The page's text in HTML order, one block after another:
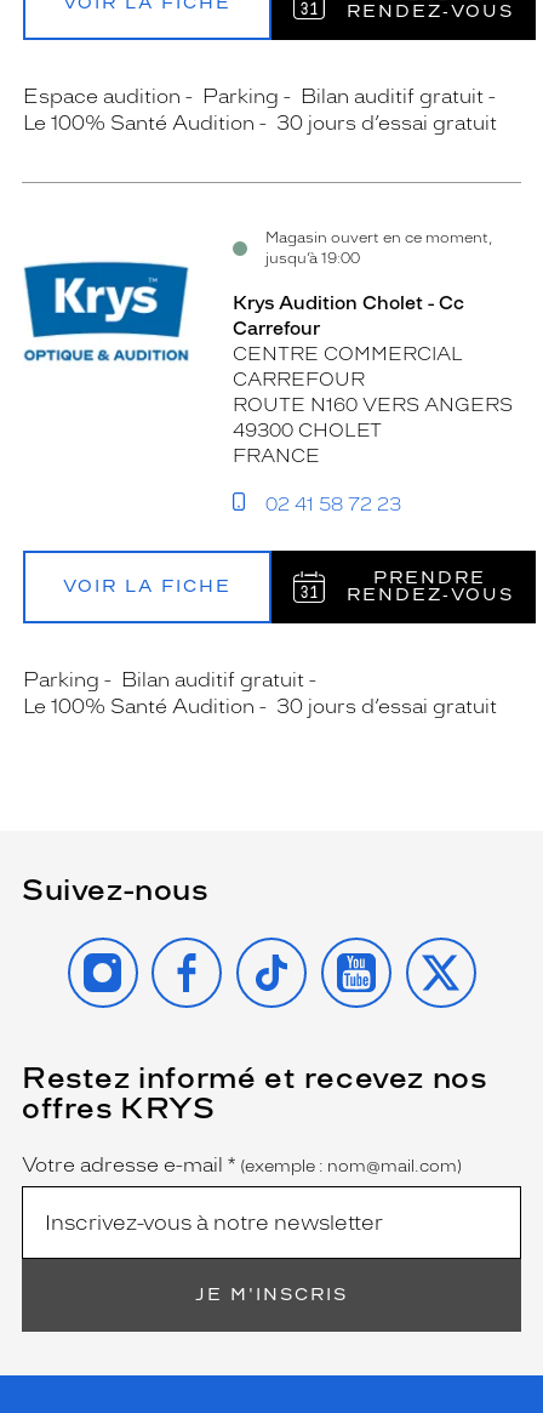
RENDEZ‑VOUS
Espace audition Parking
Bilan auditif gratuit
Le 100% Santé Audition
30 jours d’essai gratuit
Magasin ouvert en ce moment,
jusqu’à 19:00
Krys Audition Cholet - Cc
Carrefour
CENTRE COMMERCIAL
CARREFOUR
ROUTE N160 VERS ANGERS
49300 CHOLET
FRANCE
02 41 58 72 23
VOIR LA FICHE
PRENDRE
RENDEZ‑VOUS
Parking
Bilan auditif gratuit
Le 100% Santé Audition
30 jours d’essai gratuit
Suivez-nous
INSTAGRAMFACEBOOK
TIKTOK YOUTUBE
X
Restez informé et recevez nos
offres KRYS
Name
Votre adresse e-mail *
(Ce
champ
est
obligatoire)
(exemple : nom@mail.com)
JE M'INSCRIS